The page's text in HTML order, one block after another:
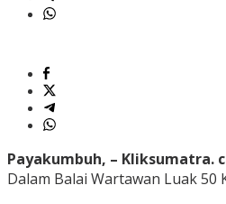
Payakumbuh, – Kliksumatra.
Dalam Balai Wartawan Luak